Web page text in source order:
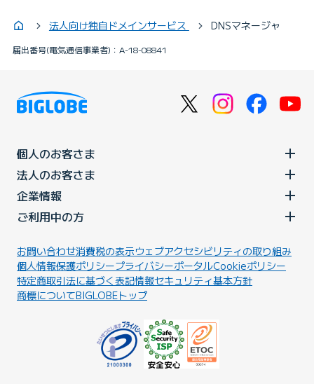
法人向け独自ドメインサービス DNSマネージャ
届出番号(電気通信事業者)：A-18-08841
個人のお客さま
法人のお客さま
企業情報
ご利用中の方
お問い合わせ消費税の表示ウェブアクセシビリティの取り組み
個人情報保護ポリシープライバシーポータルCookieポリシー
特定商取引法に基づく表記情報セキュリティ基本方針
商標についてBIGLOBEトップ